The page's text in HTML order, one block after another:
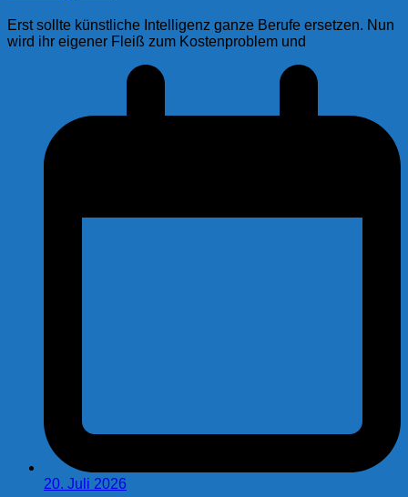
Erst sollte künstliche Intelligenz ganze Berufe ersetzen. Nun
wird ihr eigener Fleiß zum Kostenproblem und
20. Juli 2026